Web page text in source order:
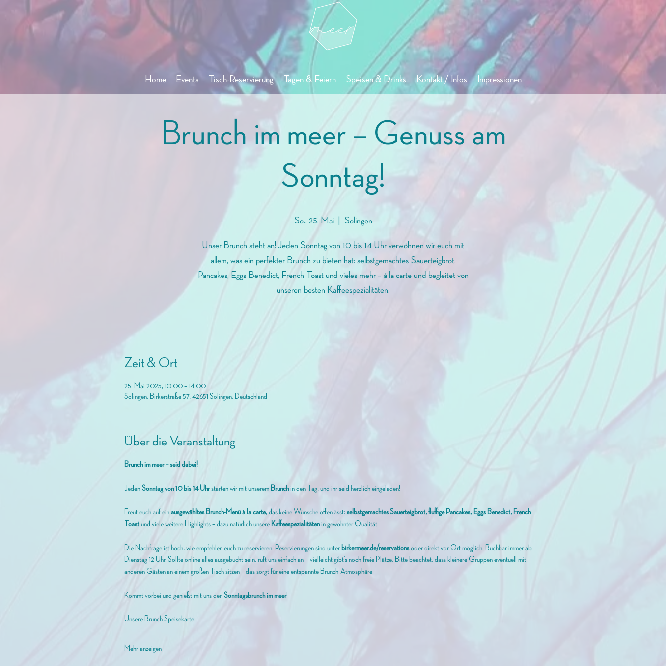
Home Events Tisch-Reservierung Tagen & Feiern Speisen & Drinks Kontakt / Infos Impressionen
Brunch im meer – Genuss am
Sonntag!
So., 25. Mai
  |
Solingen
Unser Brunch steht an! Jeden Sonntag von 10 bis 14 Uhr verwöhnen wir euch mit
allem, was ein perfekter Brunch zu bieten hat: selbstgemachtes Sauerteigbrot,
Pancakes, Eggs Benedict, French Toast und vieles mehr – à la carte und begleitet von
unseren besten Kaffeespezialitäten.
Zeit & Ort
25. Mai 2025, 10:00 – 14:00
Solingen, Birkerstraße 57, 42651 Solingen, Deutschland
Über die Veranstaltung
Brunch im meer – seid dabei!
Jeden Sonntag von 10 bis 14 Uhr starten wir mit unserem Brunch in den Tag, und ihr seid herzlich eingeladen!
Freut euch auf ein ausgewähltes Brunch-Menü à la carte, das keine Wünsche offenlässt: selbstgemachtes Sauerteigbrot, fluffige Pancakes, Eggs Benedict, French
Toast und viele weitere Highlights – dazu natürlich unsere Kaffeespezialitäten in gewohnter Qualität.
Die Nachfrage ist hoch, wie empfehlen euch zu reservieren. Reservierungen sind unter birkermeer.de/reservations oder direkt vor Ort möglich. Buchbar immer ab
Dienstag 12 Uhr. Sollte online alles ausgebucht sein, ruft uns einfach an – vielleicht gibt’s noch freie Plätze. Bitte beachtet, dass kleinere Gruppen eventuell mit
anderen Gästen an einem großen Tisch sitzen – das sorgt für eine entspannte Brunch-Atmosphäre.
Kommt vorbei und genießt mit uns den Sonntagsbrunch im meer!
Unsere Brunch Speisekarte:
Mehr anzeigen